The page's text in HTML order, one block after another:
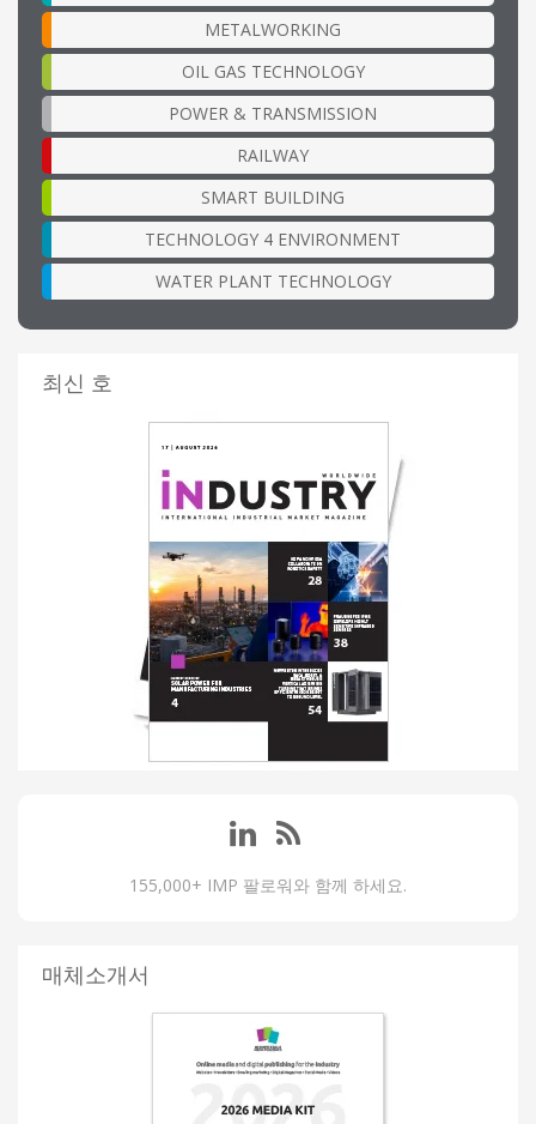
METALWORKING
OIL GAS TECHNOLOGY
POWER & TRANSMISSION
RAILWAY
SMART BUILDING
TECHNOLOGY 4 ENVIRONMENT
WATER PLANT TECHNOLOGY
최신 호
155,000+ IMP 팔로워와 함께 하세요.
매체소개서